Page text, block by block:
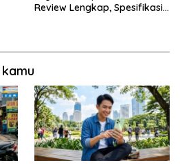
Review Lengkap, Spesifikasi,